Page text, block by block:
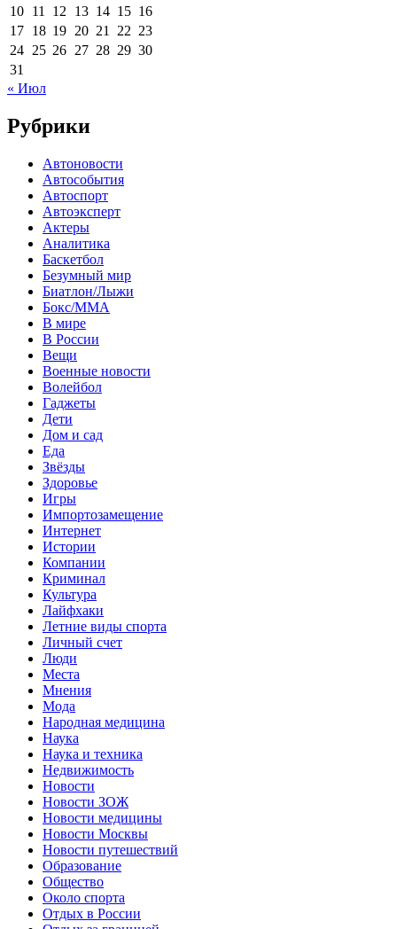
10 11 12 13 14 15 16
17 18 19 20 21 22 23
24 25 26 27 28 29 30
31
« Июл
Рубрики
Автоновости
Автособытия
Автоспорт
Автоэксперт
Актеры
Аналитика
Баскетбол
Безумный мир
Биатлон/Лыжи
Бокс/MMA
В мире
В России
Вещи
Военные новости
Волейбол
Гаджеты
Дети
Дом и сад
Еда
Звёзды
Здоровье
Игры
Импортозамещение
Интернет
Истории
Компании
Криминал
Культура
Лайфхаки
Летние виды спорта
Личный счет
Люди
Места
Мнения
Мода
Народная медицина
Наука
Наука и техника
Недвижимость
Новости
Новости ЗОЖ
Новости медицины
Новости Москвы
Новости путешествий
Образование
Общество
Около спорта
Отдых в России